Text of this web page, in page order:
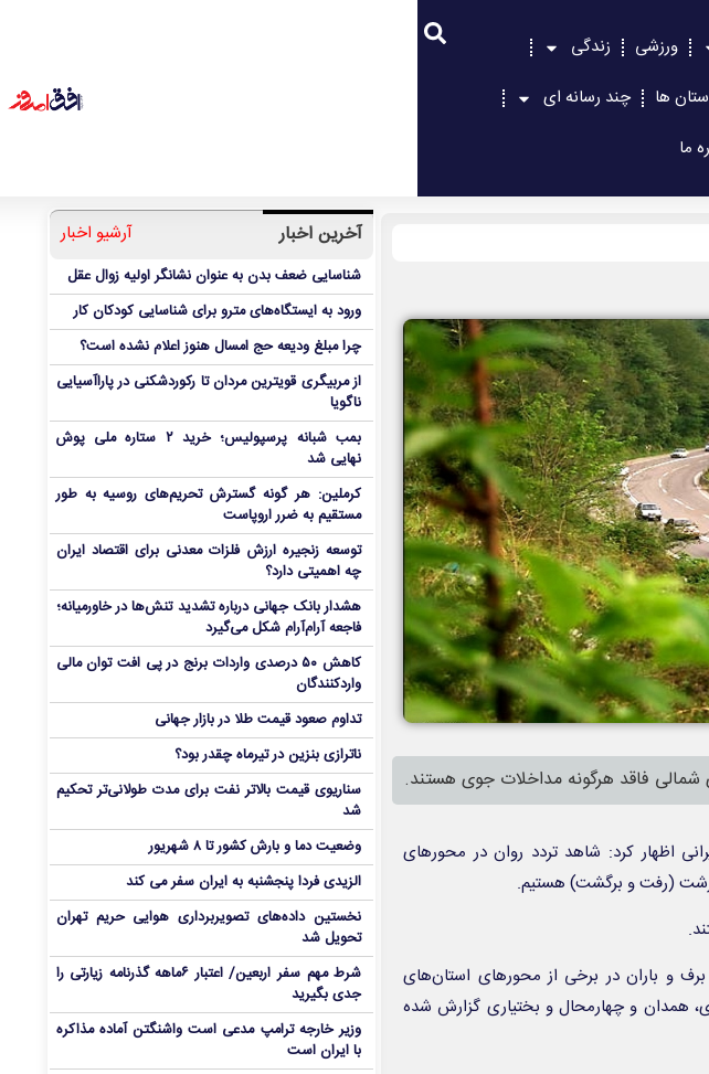
ورزشی
زندگی
ها
چند رسانه ای
ما
شمالی فاقد هرگونه مداخلات جوی هستند.
اظهار کرد: شاهد تردد روان در محور‌های
– رشت (رفت و برگشت) هستیم.
و باران در برخی از محور‌های استان‌های
همدان و چهارمحال و بختیاری گزارش شده
آخرین اخبار آرشیو اخبار
شناسایی ضعف بدن به عنوان نشانگر اولیه زوال عقل
ورود به ایستگاه‌های مترو برای شناسایی کودکان کار
چرا مبلغ ودیعه حج امسال هنوز اعلام نشده است؟
از مربیگری قویترین مردان تا رکوردشکنی در پاراآسیایی
ناگویا
بمب شبانه پرسپولیس؛ خرید ۲ ستاره ملی پوش
نهایی شد
کرملین: هر گونه گسترش تحریم‌های روسیه به طور
مستقیم به ضرر اروپاست
توسعه زنجیره ارزش فلزات معدنی برای اقتصاد ایران
چه اهمیتی دارد؟
هشدار بانک جهانی درباره تشدید تنش‌ها در خاورمیانه؛
فاجعه آرام‌آرام شکل می‌گیرد
کاهش ۵۰ درصدی واردات برنج در پی افت توان مالی
واردکنندگان
تداوم صعود قیمت طلا در بازار جهانی
ناترازی بنزین در تیرماه چقدر بود؟
سناریوی قیمت بالاتر نفت برای مدت طولانی‌تر تحکیم
شد
وضعیت دما و بارش کشور تا ۸ شهریور
الزیدی فردا پنجشنبه به ایران سفر می کند
نخستین داده‌های تصویربرداری هوایی حریم تهران
تحویل شد
شرط مهم سفر اربعین/ اعتبار ۶ماهه گذرنامه زیارتی را
جدی بگیرید
وزیر خارجه ترامپ مدعی است واشنگتن آماده مذاکره
با ایران است